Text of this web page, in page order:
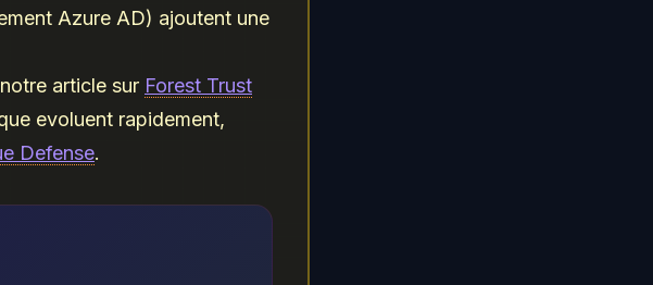
Azure AD) ajoutent une
article sur Forest Trust
evoluent rapidement,
Defense.